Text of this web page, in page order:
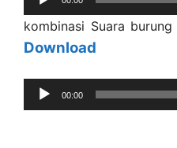
Player
kombinasi Suara
Download
Audio
Player
00:00